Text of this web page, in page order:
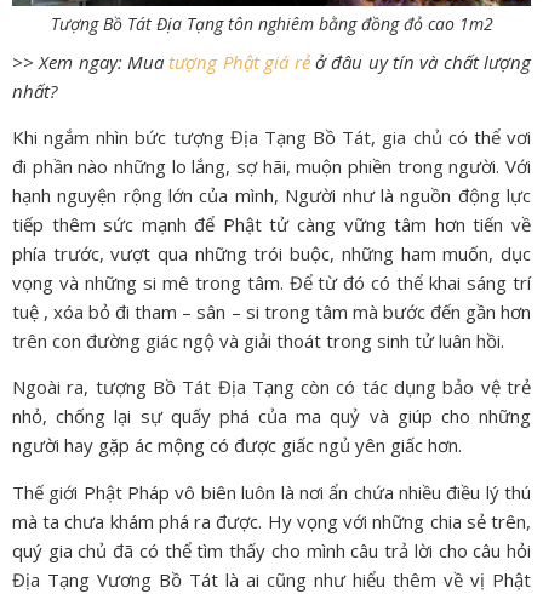
Tượng Bồ Tát Địa Tạng tôn nghiêm bằng đồng đỏ cao 1m2
>> Xem ngay: Muatượng Phật giá rẻở đâu uy tín và chất lượng
nhất?
Khi ngắm nhìn bức tượng Địa Tạng Bồ Tát, gia chủ có thể vơi
đi phần nào những lo lắng, sợ hãi, muộn phiền trong người. Với
hạnh nguyện rộng lớn của mình, Người như là nguồn động lực
tiếp thêm sức mạnh để Phật tử càng vững tâm hơn tiến về
phía trước, vượt qua những trói buộc, những ham muốn, dục
vọng và những si mê trong tâm. Để từ đó có thể khai sáng trí
tuệ , xóa bỏ đi tham – sân – si trong tâm mà bước đến gần hơn
trên con đường giác ngộ và giải thoát trong sinh tử luân hồi.
Ngoài ra, tượng Bồ Tát Địa Tạng còn có tác dụng bảo vệ trẻ
nhỏ, chống lại sự quấy phá của ma quỷ và giúp cho những
người hay gặp ác mộng có được giấc ngủ yên giấc hơn.
Thế giới Phật Pháp vô biên luôn là nơi ẩn chứa nhiều điều lý thú
mà ta chưa khám phá ra được. Hy vọng với những chia sẻ trên,
quý gia chủ đã có thể tìm thấy cho mình câu trả lời cho câu hỏi
Địa Tạng Vương Bồ Tát là ai cũng như hiểu thêm về vị Phật